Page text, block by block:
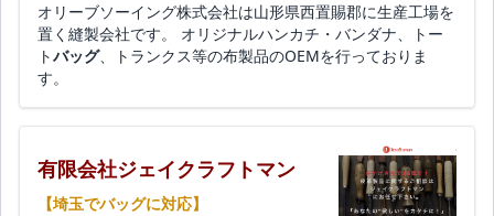
オリーブソーイング株式会社は山形県西置賜郡に生産工場を
置く縫製会社です。 オリジナルハンカチ・バンダナ、トー
トバッグ、トランクス等の布製品のOEMを行っておりま
す。
有限会社ジェイクラフトマン
【埼玉でバッグに対応】